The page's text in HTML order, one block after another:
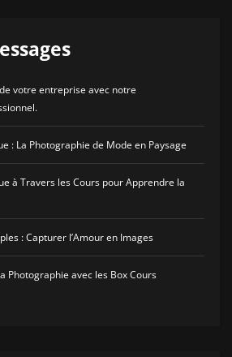
votre entreprise avec notre
: La Photographie de Mode en Paysage
à Travers les Cours pour Apprendre la
: Capturer l’Amour en Images
Photographie avec les Box Cours